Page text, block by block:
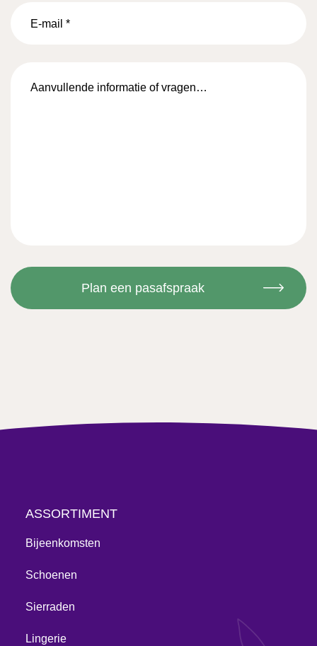
mail
informatie
ASSORTIMENT
Bijeenkomsten
Schoenen
Sierraden
Lingerie